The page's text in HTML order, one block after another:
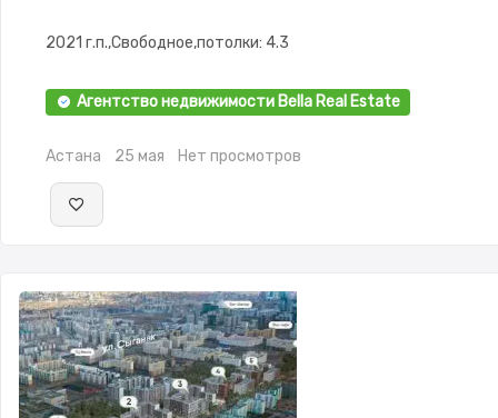
2021 г.п.,Свободное,потолки: 4.3
Агентство недвижимости Bella Real Estate
Астана 25 мая Нет просмотров